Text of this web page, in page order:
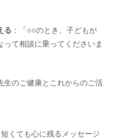
る ：「○○のとき、子どもが
て相談に乗ってくださいま
生のご健康とこれからのご活
くても心に残るメッセージ